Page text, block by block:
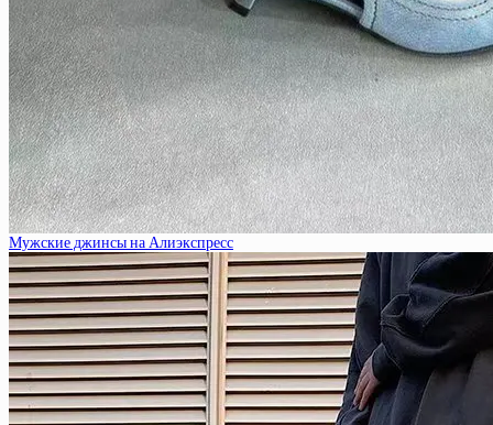
Мужские джинсы на Алиэкспресс